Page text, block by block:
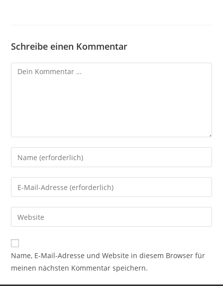
Schreibe einen Kommentar
Kommentar
Gib
deinen
Namen
oder
zum
Kommentieren
ein
Gib
deine
E-
Mail-
zum
Kommentieren
ein
Gib
deine
Website-
URL
Name, E-Mail-Adresse und Website in diesem Browser für
meinen nächsten Kommentar speichern.